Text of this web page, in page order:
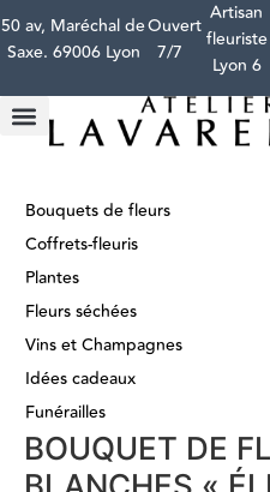
50 av, Maréchal de
Saxe. 69006 Lyon
Ouvert
7/7
Artisan
fleuriste
Lyon 6
Bouquets de fleurs
Coffrets-fleuris
Plantes
Fleurs séchées
Vins et Champagnes
Idées cadeaux
Funérailles
BOUQUET DE